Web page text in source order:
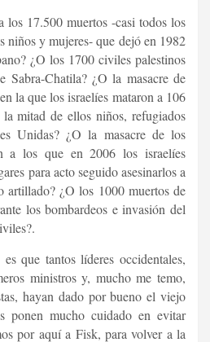
los 17.500 muertos -casi todos los
niños y mujeres- que dejó en 1982
¿O los 1700 civiles palestinos
Sabra-Chatila? ¿O la masacre de
la que los israelíes mataron a 106
mitad de ellos niños, refugiados
Unidas? ¿O la masacre de los
a los que en 2006 los israelíes
para acto seguido asesinarlos a
artillado? ¿O los 1000 muertos de
los bombardeos e invasión del
que tantos líderes occidentales,
ministros y, mucho me temo,
hayan dado por bueno el viejo
ponen mucho cuidado en evitar
por aquí a Fisk, para volver a la